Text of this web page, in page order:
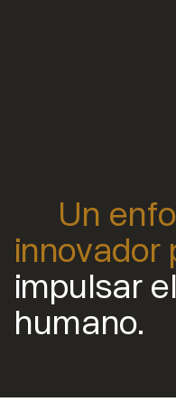
Un
innovador
impulsar
humano.